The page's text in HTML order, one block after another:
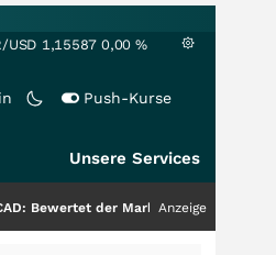
USD 1,15587 0,00 %
Push-Kurse
Unsere Services
der Markt noch immer nur die Hälfte
Anzeige